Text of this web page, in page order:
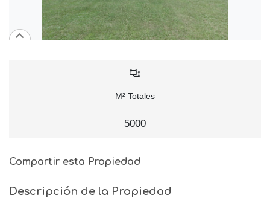
M² Totales
5000
Compartir esta Propiedad
Descripción de la Propiedad